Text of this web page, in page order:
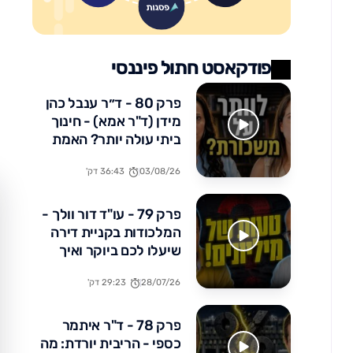
פודקאסט חתול פיננסי
פרק 80 - ד״ר ענבל כהן
מידן (ד"ר אמא) - חינוך
ביתי עולה יותר? האמת
עליה
03/08/26 36:43 דק'
פרק 79 - עו"ד דור וולך -
המלכודות בקניית דירה
שיעלו לכם ביוקר ואיך
28/07/26 29:23 דק'
פרק 78 - ד"ר איתמר
כספי - הריבית יורדת: מה